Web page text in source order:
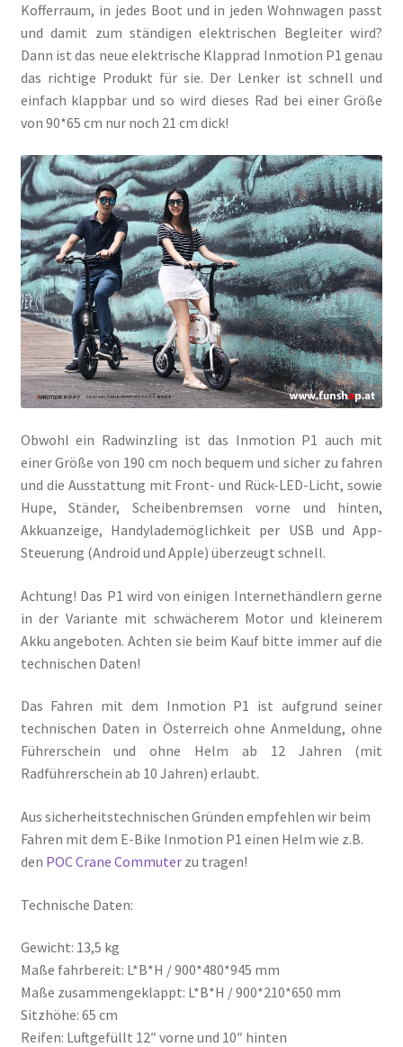
Kofferraum, in jedes Boot und in jeden Wohnwagen passt
und damit zum ständigen elektrischen Begleiter wird?
Dann ist das neue elektrische Klapprad Inmotion P1 genau
das richtige Produkt für sie. Der Lenker ist schnell und
einfach klappbar und so wird dieses Rad bei einer Größe
von 90*65 cm nur noch 21 cm dick!
Obwohl ein Radwinzling ist das Inmotion P1 auch mit
einer Größe von 190 cm noch bequem und sicher zu fahren
und die Ausstattung mit Front- und Rück-LED-Licht, sowie
Hupe, Ständer, Scheibenbremsen vorne und hinten,
Akkuanzeige, Handylademöglichkeit per USB und App-
Steuerung (Android und Apple) überzeugt schnell.
Achtung! Das P1 wird von einigen Internethändlern gerne
in der Variante mit schwächerem Motor und kleinerem
Akku angeboten. Achten sie beim Kauf bitte immer auf die
technischen Daten!
Das Fahren mit dem Inmotion P1 ist aufgrund seiner
technischen Daten in Österreich ohne Anmeldung, ohne
Führerschein und ohne Helm ab 12 Jahren (mit
Radführerschein ab 10 Jahren) erlaubt.
Aus sicherheitstechnischen Gründen empfehlen wir beim
Fahren mit dem E-Bike Inmotion P1 einen Helm wie z.B.
den POC Crane Commuterzu tragen!
Technische Daten:
Gewicht: 13,5 kg
Maße fahrbereit: L*B*H / 900*480*945 mm
Maße zusammengeklappt: L*B*H / 900*210*650 mm
Sitzhöhe: 65 cm
Reifen: Luftgefüllt 12″ vorne und 10″ hinten